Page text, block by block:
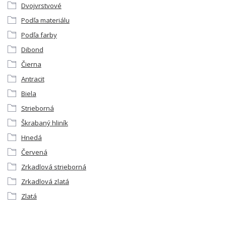
Dvojvrstvové
Podľa materiálu
Podľa farby
Dibond
Čierna
Antracit
Biela
Strieborná
Škrabaný hliník
Hnedá
Červená
Zrkadlová strieborná
Zrkadlová zlatá
Zlatá